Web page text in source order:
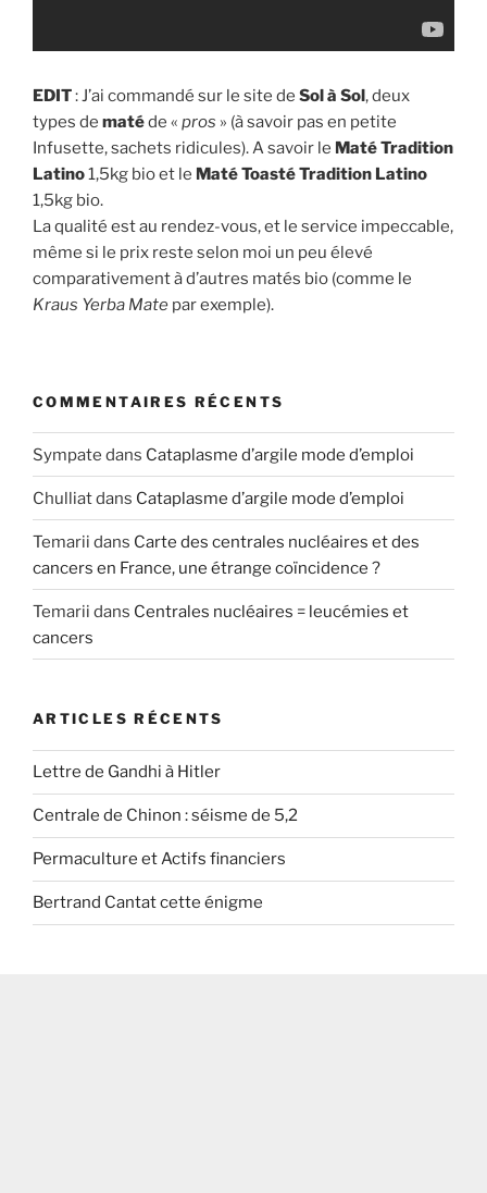
EDIT: J’ai commandé sur le site de Sol à Sol, deux
types de matéde « pros » (à savoir pas en petite
Infusette, sachets ridicules). A savoir le Maté Tradition
Latino1,5kg bio et le Maté Toasté Tradition Latino
1,5kg bio.
La qualité est au rendez-vous, et le service impeccable,
même si le prix reste selon moi un peu élevé
comparativement à d’autres matés bio (comme le
Kraus Yerba Mate par exemple).
COMMENTAIRES RÉCENTS
Sympate dans Cataplasme d’argile mode d’emploi
Chulliatdans Cataplasme d’argile mode d’emploi
Temarii dans Carte des centrales nucléaires et des
cancers en France, une étrange coïncidence ?
Temarii dans Centrales nucléaires = leucémies et
cancers
ARTICLES RÉCENTS
Lettre de Gandhi à Hitler
Centrale de Chinon : séisme de 5,2
Permaculture et Actifs financiers
Bertrand Cantat cette énigme